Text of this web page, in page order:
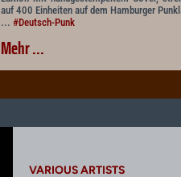
auf 400 Einheiten auf dem Hamburger
... #Deutsch-Punk
Mehr ...
VARIOUS ARTISTS